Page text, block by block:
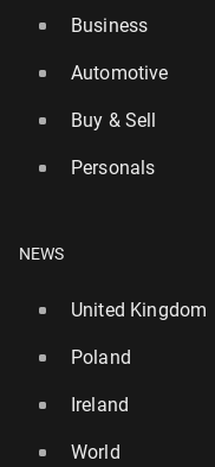
Business
Automotive
Buy & Sell
Personals
NEWS
United Kingdom
Poland
Ireland
World